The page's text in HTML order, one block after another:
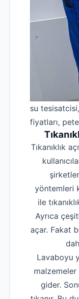
su
fiyatları,
Tıkanıklık
yöntemleri
ile
Ayrıca
açar. Fakat
Lavaboyu
gider.